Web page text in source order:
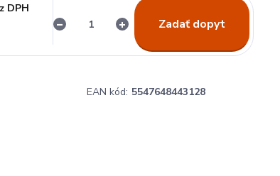
DPH
Zadať dopyt
EAN kód: 5547648443128